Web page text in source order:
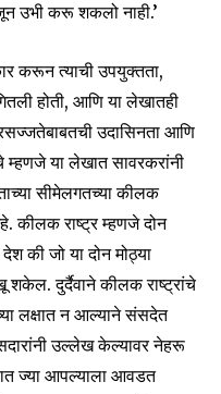
उभी करू शकलो नाही.’
करून त्याची उपयुक्तता,
होती, आणि या लेखातही
उदासिनता आणि
म्हणजे या लेखात सावरकरांनी
सीमेलगतच्या कीलक
कीलक राष्ट्र म्हणजे दोन
की जो या दोन मोठ्या
शकेल. दुर्दैवाने कीलक राष्ट्रांचे
लक्षात न आल्याने संसदेत
उल्लेख केल्यावर नेहरू
ज्या आपल्याला आवडत